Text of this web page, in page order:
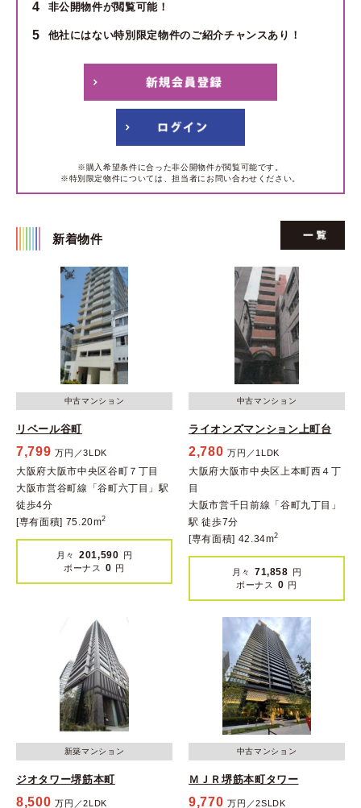
4 非公開物件が閲覧可能！
5 他社にはない特別限定物件のご紹介チャンスあり！
※購入希望条件に合った非公開物件が閲覧可能です。
※特別限定物件については、担当者にお問い合わせください。
新着物件
中古マンション
リベール谷町
7,799 万円／3LDK
大阪府大阪市中央区谷町７丁目
大阪市営谷町線「谷町六丁目」駅
徒歩4分
[専有面積] 75.20m2
月々 201,590 円
ボーナス
0 円
中古マンション
ライオンズマンション上町台
2,780 万円／1LDK
大阪府大阪市中央区上本町西４丁
目
大阪市営千日前線「谷町九丁目」
駅 徒歩7分
[専有面積] 42.34m2
月々 71,858 円
ボーナス
0 円
新築マンション
ジオタワー堺筋本町
8,500 万円／2LDK
中古マンション
ＭＪＲ堺筋本町タワー
9,770 万円／2SLDK